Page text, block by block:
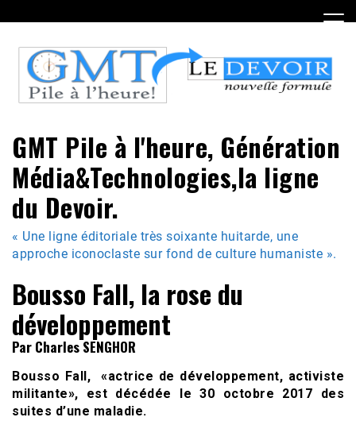
to
content
GMT Pile à l'heure, Génération
Média&Technologies,la ligne
du Devoir.
« Une ligne éditoriale très soixante huitarde, une
approche iconoclaste sur fond de culture humaniste ».
Bousso Fall, la rose du
développement
Par Charles SENGHOR
Bousso Fall, «actrice de développement, activiste
militante», est décédée le 30 octobre 2017 des
suites d’une maladie.